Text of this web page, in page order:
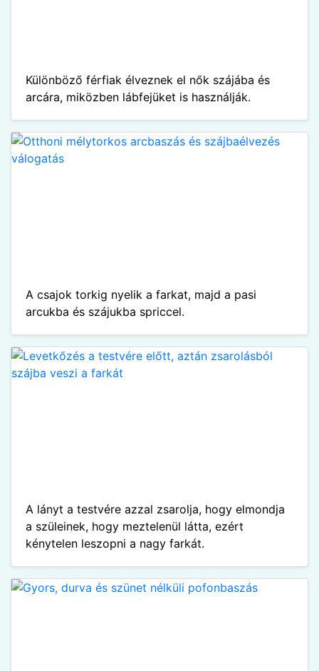
Különböző férfiak élveznek el nők szájába és
arcára, miközben lábfejüket is használják.
A csajok torkig nyelik a farkat, majd a pasi
arcukba és szájukba spriccel.
A lányt a testvére azzal zsarolja, hogy elmondja
a szüleinek, hogy meztelenül látta, ezért
kénytelen leszopni a nagy farkát.